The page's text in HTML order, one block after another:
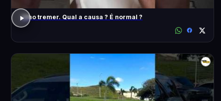
Olho tremer. Qual a causa ? É normal ?